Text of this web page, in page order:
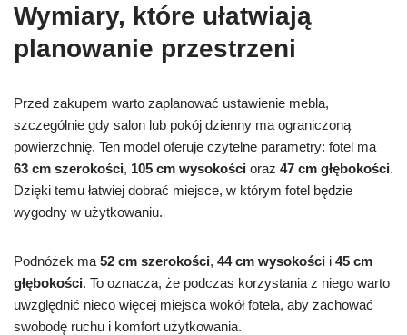
Wymiary, które ułatwiają
planowanie przestrzeni
Przed zakupem warto zaplanować ustawienie mebla,
szczególnie gdy salon lub pokój dzienny ma ograniczoną
powierzchnię. Ten model oferuje czytelne parametry: fotel ma
63 cm szerokości, 105 cm wysokości oraz 47 cm głębokości.
Dzięki temu łatwiej dobrać miejsce, w którym fotel będzie
wygodny w użytkowaniu.
Podnóżek ma 52 cm szerokości, 44 cm wysokości i 45 cm
głębokości. To oznacza, że podczas korzystania z niego warto
uwzględnić nieco więcej miejsca wokół fotela, aby zachować
swobodę ruchu i komfort użytkowania.